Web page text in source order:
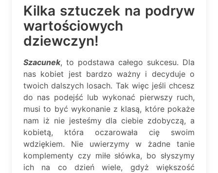
Kilka sztuczek na podryw
wartościowych
dziewczyn!
Szacunek, to podstawa całego sukcesu. Dla
nas kobiet jest bardzo ważny i decyduje o
twoich dalszych losach. Tak więc jeśli chcesz
do nas podejść lub wykonać pierwszy ruch,
musi to być wykonanie z klasą, które pokaże
nam iż nie jesteśmy dla ciebie zdobyczą, a
kobietą, która oczarowała cię swoim
wdziękiem. Nie uwierzymy w żadne tanie
komplementy czy miłe słówka, bo słyszymy
ich na co dzień wiele, gdyż większość